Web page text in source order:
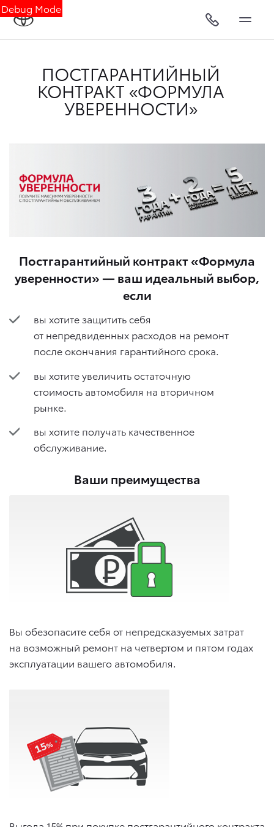
Debug Mode
ПОСТГАРАНТИЙНЫЙ
КОНТРАКТ «ФОРМУЛА
УВЕРЕННОСТИ»
Постгарантийный контракт «Формула
уверенности» — ваш идеальный выбор,
если
вы хотите защитить себя
от непредвиденных расходов на ремонт
после окончания гарантийного срока.
вы хотите увеличить остаточную
стоимость автомобиля на вторичном
рынке.
вы хотите получать качественное
обслуживание.
Ваши преимущества
Вы обезопасите себя от непредсказуемых затрат
на возможный ремонт на четвертом и пятом годах
эксплуатации вашего автомобиля.